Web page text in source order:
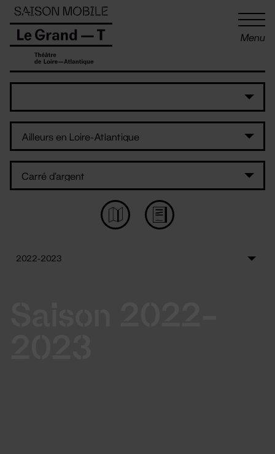
Menu
Panneau de gestion des cookies